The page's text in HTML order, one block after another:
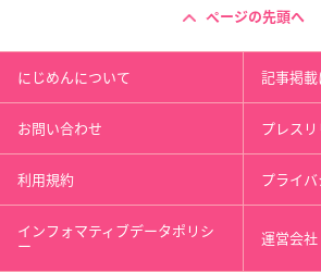
ページの先頭へ
にじめんについて 記事掲
お問い合わせ プレス
利用規約 プライ
インフォマティブデータポリシ
ー 運営会社